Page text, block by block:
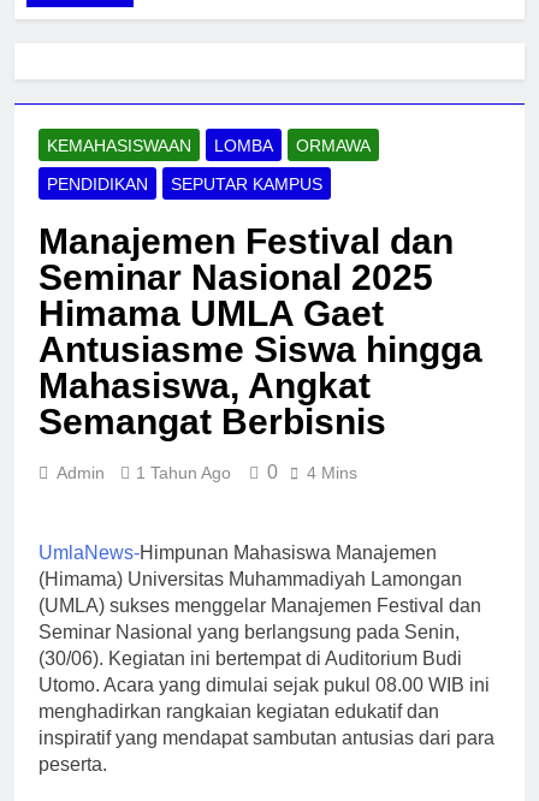
KEMAHASISWAAN LOMBA
ORMAWA
PENDIDIKAN
SEPUTAR KAMPUS
Manajemen Festival dan
Seminar Nasional 2025
Himama UMLA Gaet
Antusiasme Siswa hingga
Mahasiswa, Angkat
Semangat Berbisnis
Admin 1 Tahun Ago 0 4 Mins
UmlaNews-Himpunan Mahasiswa Manajemen
(Himama) Universitas Muhammadiyah Lamongan
(UMLA) sukses menggelar Manajemen Festival dan
Seminar Nasional yang berlangsung pada Senin,
(30/06). Kegiatan ini bertempat di Auditorium Budi
Utomo. Acara yang dimulai sejak pukul 08.00 WIB ini
menghadirkan rangkaian kegiatan edukatif dan
inspiratif yang mendapat sambutan antusias dari para
peserta.